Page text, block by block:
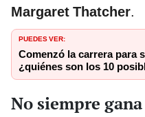
Margaret Thatcher.
PUEDES VER:
Comenzó la carrera para
¿quiénes son los 10
No siempre